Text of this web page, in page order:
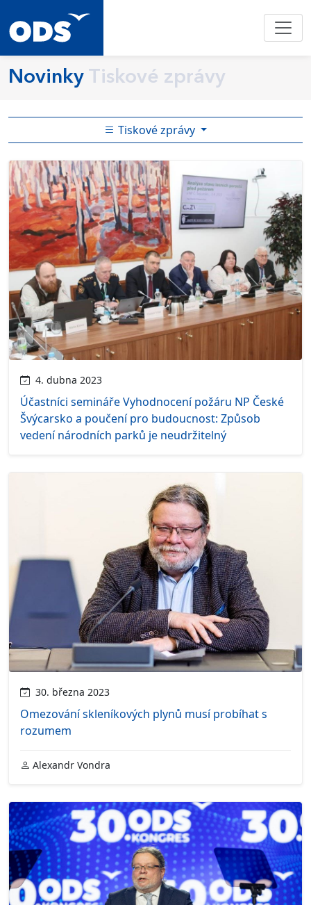
Novinky Tiskové zprávy
Tiskové zprávy
4. dubna 2023
Účastníci semináře Vyhodnocení požáru NP České
Švýcarsko a poučení pro budoucnost: Způsob
vedení národních parků je neudržitelný
30. března 2023
Omezování skleníkových plynů musí probíhat s
rozumem
Alexandr Vondra